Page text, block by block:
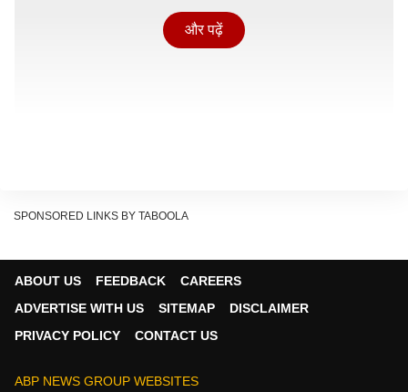
संगठन की सहमती के नहीं होगा.
और पढ़ें
SPONSORED LINKS BY TABOOLA
ABOUT US FEEDBACK
CAREERS
ADVERTISE WITH US
SITEMAP
DISCLAIMER
PRIVACY POLICY
CONTACT US
ABP NEWS GROUP WEBSITES